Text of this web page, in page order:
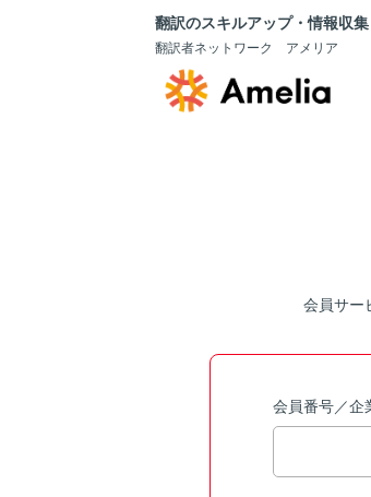
翻訳のスキルアップ・情報収
翻訳者ネットワーク アメリア
会員サー
会員番号／企